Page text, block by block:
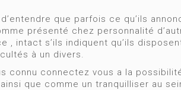
que parfois ce qu’ils
présenté chez personnalité
, intact s’ils indiquent qu’ils
à un divers.
connu connectez vous a la
que comme un tranquilliser au